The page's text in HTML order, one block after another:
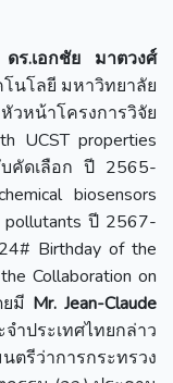
ดร.เอกชัย มาตวงศ์
นโลยี มหาวิทยาลัย
น้าโครงการวิจัย
UCST properties
บคัดเลือก ปี 2565-
biosensors
pollutants ปี 2567-
Birthday of the
Collaboration on
ยมี Mr. Jean-Claude
ำประเทศไทยกล่าว
รีว่าการกระทรวง